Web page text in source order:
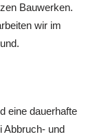
Bauwerken.
wir im
eine dauerhafte
Abbruch- und